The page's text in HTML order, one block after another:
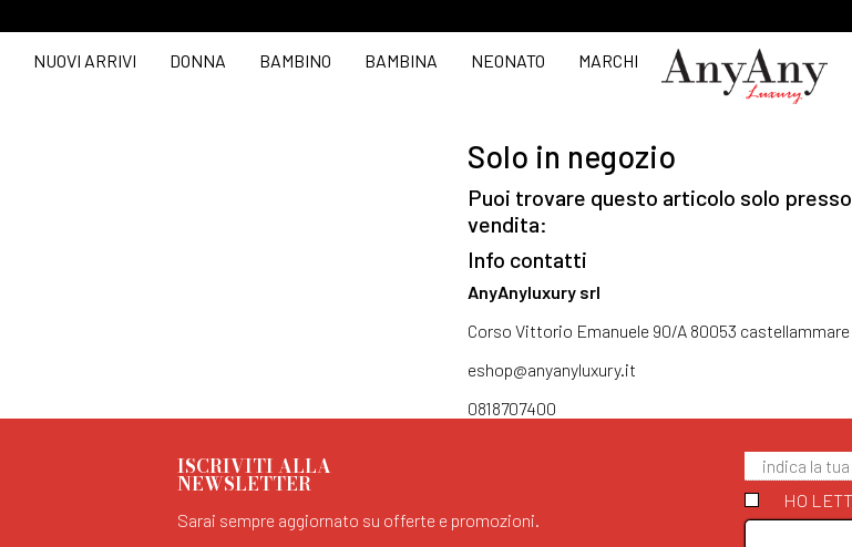
NUOVI ARRIVI DONNA BAMBINO BAMBINA NEONATO MARCHI
Solo in negozio
Puoi trovare questo articolo solo
vendita:
Info contatti
AnyAnyluxury srl
Corso Vittorio Emanuele 90/A 80053
eshop@anyanyluxury.it
0818707400
ISCRIVITI ALLA
NEWSLETTER
Sarai sempre aggiornato su offerte e promozioni.
HO